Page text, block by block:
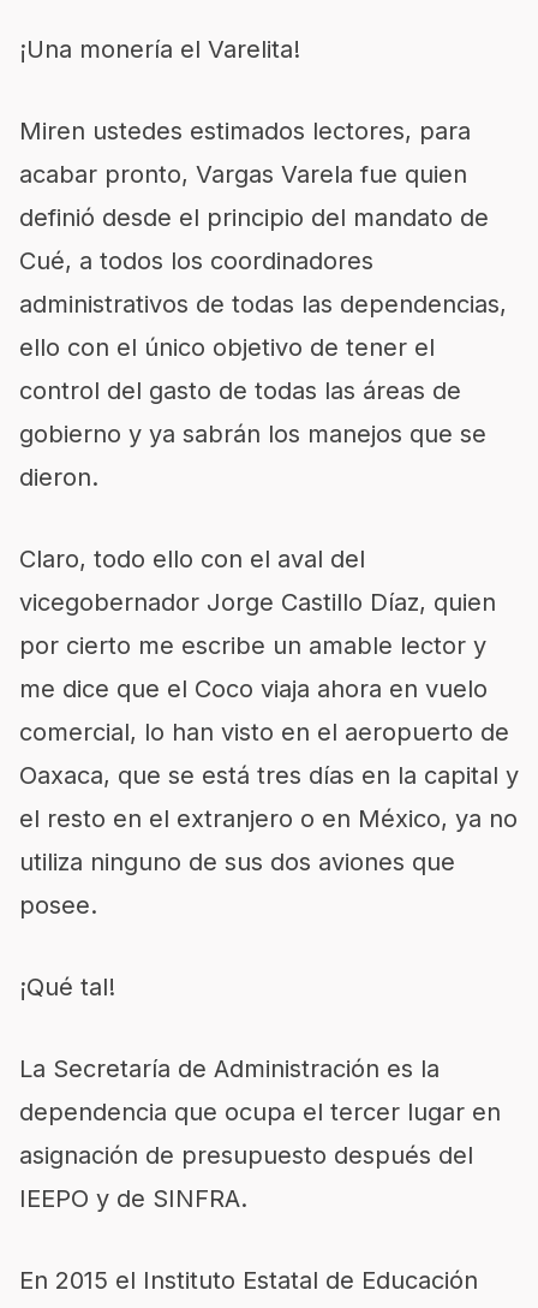
¡Una monería el Varelita!
Miren ustedes estimados lectores, para
acabar pronto, Vargas Varela fue quien
definió desde el principio del mandato de
Cué, a todos los coordinadores
administrativos de todas las dependencias,
ello con el único objetivo de tener el
control del gasto de todas las áreas de
gobierno y ya sabrán los manejos que se
dieron.
Claro, todo ello con el aval del
vicegobernador Jorge Castillo Díaz, quien
por cierto me escribe un amable lector y
me dice que el Coco viaja ahora en vuelo
comercial, lo han visto en el aeropuerto de
Oaxaca, que se está tres días en la capital y
el resto en el extranjero o en México, ya no
utiliza ninguno de sus dos aviones que
posee.
¡Qué tal!
La Secretaría de Administración es la
dependencia que ocupa el tercer lugar en
asignación de presupuesto después del
IEEPO y de SINFRA.
En 2015 el Instituto Estatal de Educación